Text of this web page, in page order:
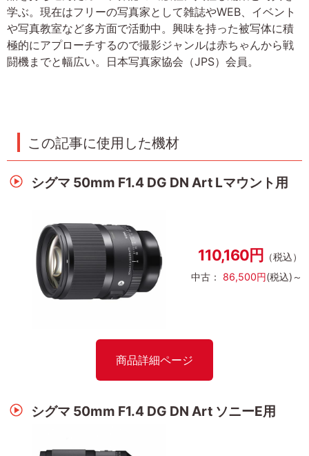
学ぶ。現在はフリーの写真家として雑誌やWEB、イベント
や写真教室など多方面で活動中。興味を持った被写体に積
極的にアプローチするので撮影ジャンルは赤ちゃんから戦
闘機までと幅広い。日本写真家協会（JPS）会員。
この記事に使用した機材
シグマ 50mm F1.4 DG DN Art Lマウント用
110,160円
（税込）
中古： 86,500円(税込)～
商品詳細ページ
シグマ 50mm F1.4 DG DN Art ソニーE用